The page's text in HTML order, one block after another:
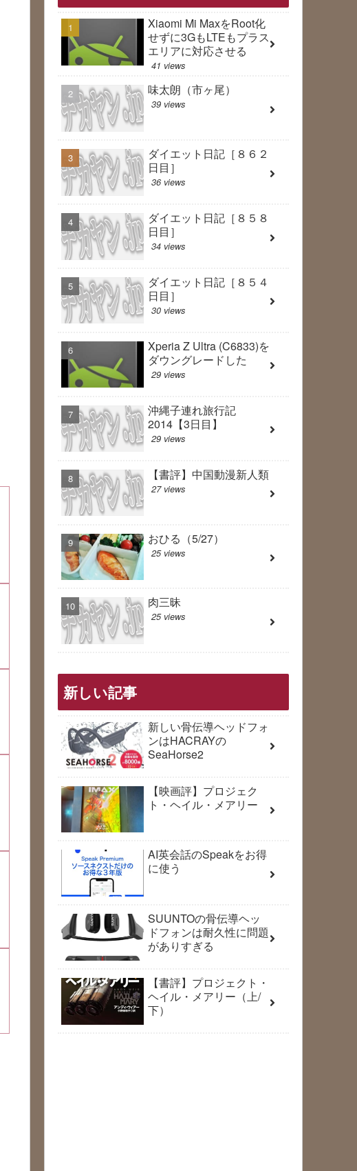
Xiaomi Mi MaxをRoot化
せずに3GもLTEもプラス
エリアに対応させる
41 views
味太朗（市ヶ尾）
39 views
ダイエット日記［８６２
日目］
36 views
ダイエット日記［８５８
日目］
34 views
ダイエット日記［８５４
日目］
30 views
Xperia Z Ultra (C6833)を
ダウングレードした
29 views
沖縄子連れ旅行記
2014【3日目】
29 views
【書評】中国動漫新人類
27 views
おひる（5/27）
25 views
肉三昧
25 views
新しい記事
新しい骨伝導ヘッドフォ
ンはHACRAYの
SeaHorse2
【映画評】プロジェク
ト・ヘイル・メアリー
AI英会話のSpeakをお得
に使う
SUUNTOの骨伝導ヘッ
ドフォンは耐久性に問題
がありすぎる
【書評】プロジェクト・
ヘイル・メアリー（上/
下）